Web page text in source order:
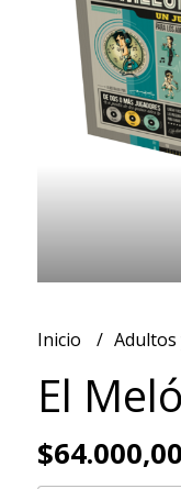
Inicio Adultos
El
$64.000,00